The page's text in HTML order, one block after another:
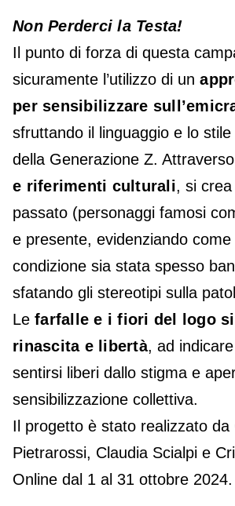
Non Perderci la Testa!
Il punto di forza di questa
sicuramente l’utilizzo di un
per sensibilizzare
sfruttando il linguaggio e lo
della Generazione Z. Attraverso
e riferimenti culturali, si
passato (personaggi famosi
e presente, evidenziando
condizione sia stata spesso
sfatando gli stereotipi sulla
Le farfalle e i fiori del logo
rinascita e libertà, ad
sentirsi liberi dallo stigma e
sensibilizzazione collettiva.
Il progetto è stato realizzato da
Pietrarossi, Claudia Scialpi e
Online dal 1 al 31 ottobre 2024.